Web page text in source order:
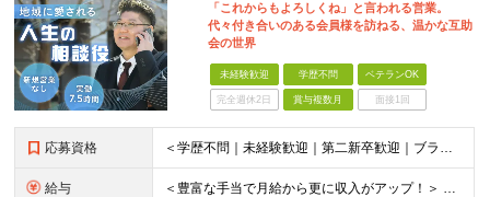
「これからもよろしくね」と言われる営業。
代々付き合いのある会員様を訪ねる、温かな互助
会の世界
未経験歓迎 学歴不問 ベテランOK
完全週休2日 賞与複数月 面接1回
応募資格 ＜学歴不問｜未経験歓迎｜第二新卒歓迎｜ブランクのある方もOK＞ 普通自動車運転免許（AT限定可）をお持ちの方 ※運転は多くありません 【こんな方も歓迎します】 ◆数字追求よりも信頼関係構築を大切に
給与 ＜豊富な手当で月給から更に収入がアップ！＞ ■家族手当（配偶者 月1万円/子一人 月5000円） ■住宅手当（月1万円～2万円） ■役職手当 ■交通費全額支給 ■時間外手当 月給22万円～32万円＋